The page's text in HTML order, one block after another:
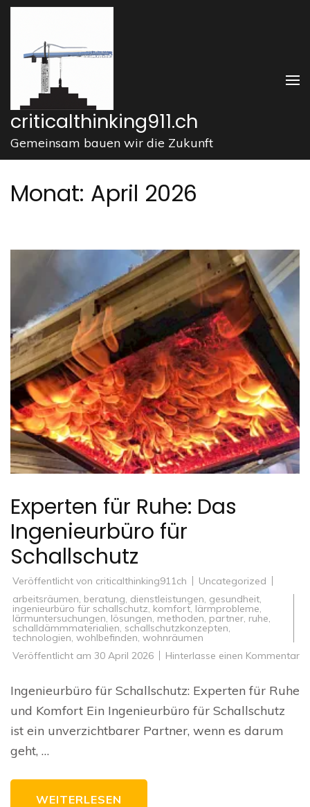
Zum
springen
drücken)
criticalthinking911.ch
Gemeinsam bauen wir die Zukunft
Monat: April 2026
Experten für Ruhe: Das
Ingenieurbüro für
Schallschutz
Veröffentlicht von criticalthinking911ch
Uncategorized
arbeitsräumen, beratung, dienstleistungen, gesundheit,
ingenieurbüro für schallschutz, komfort, lärmprobleme,
lärmuntersuchungen, lösungen, methoden, partner, ruhe,
schalldämmmaterialien, schallschutzkonzepten,
technologien, wohlbefinden, wohnräumen
Veröffentlicht am 30 April 2026 Hinterlasse einen Kommentarzu
Ingenieurbüro für Schallschutz: Experten für Ruhe
und Komfort Ein Ingenieurbüro für Schallschutz
ist ein unverzichtbarer Partner, wenn es darum
geht, …
WEITERLESEN